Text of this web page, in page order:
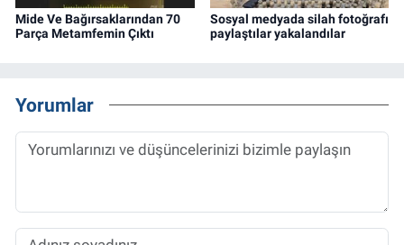
Mide Ve Bağırsaklarından 70
Parça Metamfemin Çıktı
Sosyal medyada silah fotoğrafı
paylaştılar yakalandılar
Yorumlar